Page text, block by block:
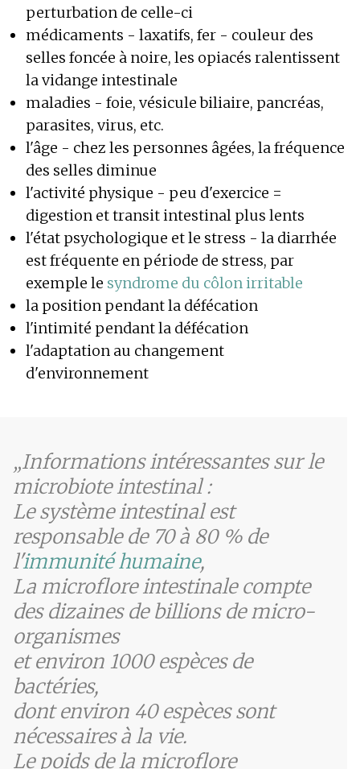
perturbation de celle-ci
médicaments - laxatifs, fer - couleur des
selles foncée à noire, les opiacés ralentissent
la vidange intestinale
maladies - foie, vésicule biliaire, pancréas,
parasites, virus, etc.
l'âge - chez les personnes âgées, la fréquence
des selles diminue
l'activité physique - peu d'exercice =
digestion et transit intestinal plus lents
l'état psychologique et le stress - la diarrhée
est fréquente en période de stress, par
exemple le syndrome du côlon irritable
la position pendant la défécation
l'intimité pendant la défécation
l'adaptation au changement
d'environnement
Informations intéressantes sur le
microbiote intestinal :
Le système intestinal est
responsable de 70 à 80 % de
l'immunité humaine,
La microflore intestinale compte
des dizaines de billions de micro-
organismes
et environ 1000 espèces de
bactéries,
dont environ 40 espèces sont
nécessaires à la vie.
Le poids de la microflore